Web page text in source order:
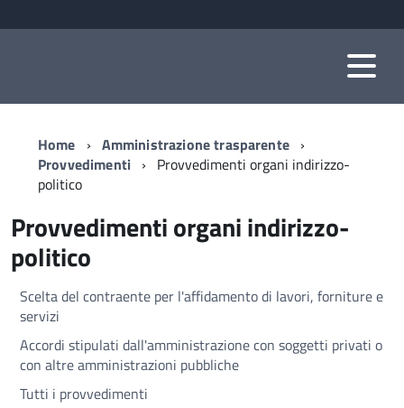
Home
Amministrazione trasparente
Provvedimenti
Provvedimenti organi indirizzo-
politico
Provvedimenti organi indirizzo-
politico
Scelta del contraente per l'affidamento di lavori, forniture e
servizi
Accordi stipulati dall'amministrazione con soggetti privati o
con altre amministrazioni pubbliche
Tutti i provvedimenti